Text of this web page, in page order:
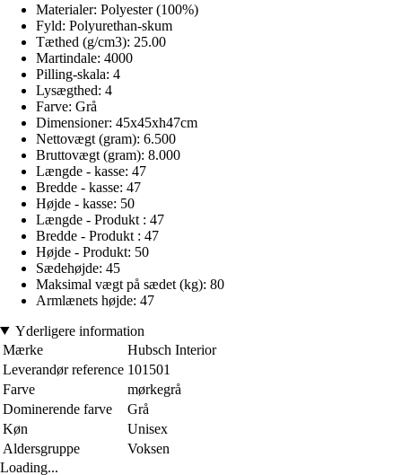
Materialer: Polyester (100%)
Fyld: Polyurethan-skum
Tæthed (g/cm3): 25.00
Martindale: 4000
Pilling-skala: 4
Lysægthed: 4
Farve: Grå
Dimensioner: 45x45xh47cm
Nettovægt (gram): 6.500
Bruttovægt (gram): 8.000
Længde - kasse: 47
Bredde - kasse: 47
Højde - kasse: 50
Længde - Produkt : 47
Bredde - Produkt : 47
Højde - Produkt: 50
Sædehøjde: 45
Maksimal vægt på sædet (kg): 80
Armlænets højde: 47
Yderligere information
Mærke
Hubsch Interior
Leverandør reference 101501
Farve
mørkegrå
Dominerende farve
Grå
Køn
Unisex
Aldersgruppe
Voksen
Loading...